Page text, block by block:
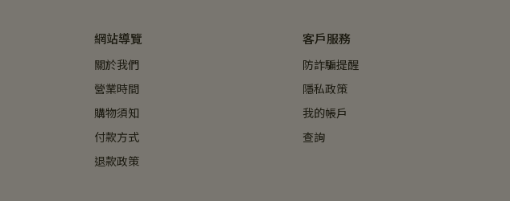
網站導覽
關於我們
營業時間
購物須知
付款方式
退款政策
客戶服務
防詐騙提醒
隱私政策
我的帳戶
查詢